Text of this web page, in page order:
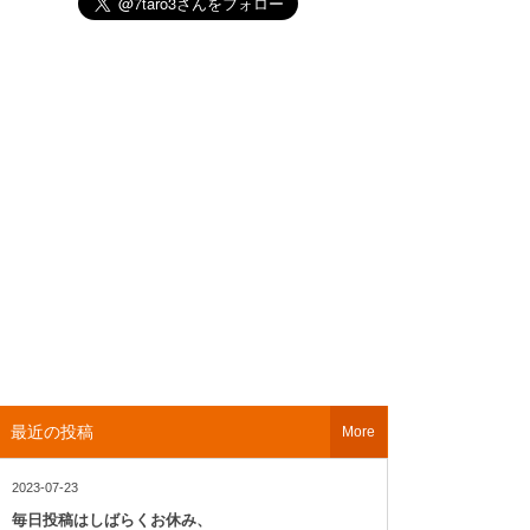
最近の投稿
2023-07-23
毎日投稿はしばらくお休み、
More